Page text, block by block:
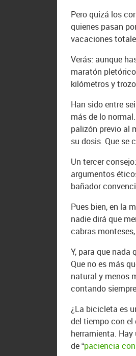
Pero quizá los
quienes pasan
vacaciones
Verás: aunque
maratón
kilómetros y
Han sido entre
más de lo
palizón previo al
su dosis. Que se
Un tercer
argumentos
bañador
Pues bien, en la
nadie dirá que
cabras
Y, para que nada
Que no es más
natural y menos
contando
¿La bicicleta es
del tiempo con el
herramienta.
de “paciencia